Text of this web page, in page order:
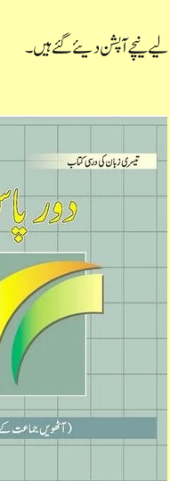
نیچے آپشن دیئے گئے ہیں۔